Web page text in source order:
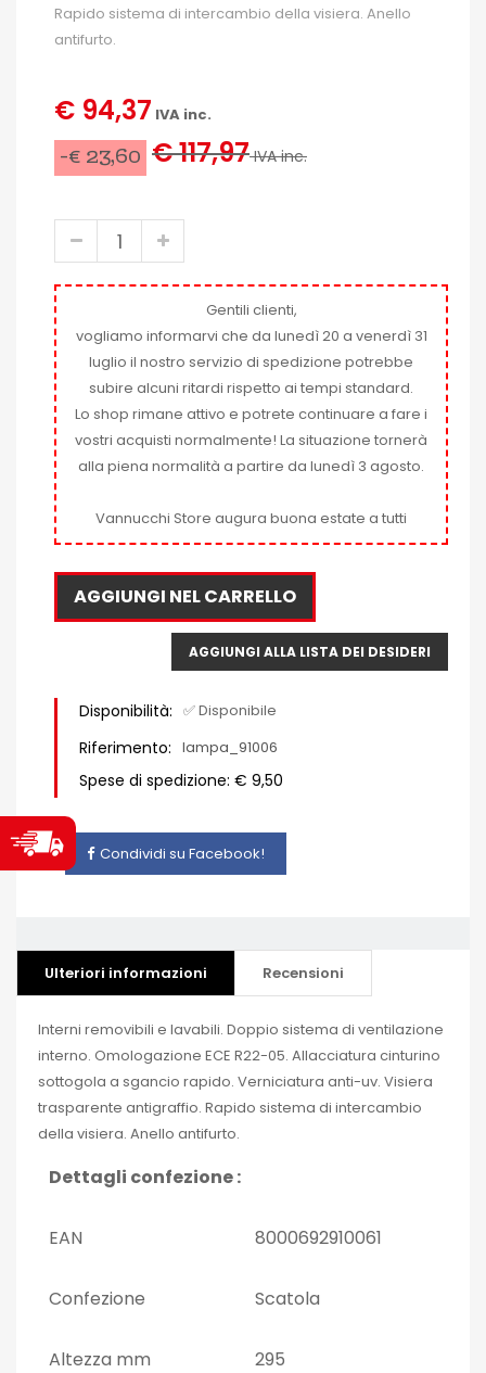
Rapido sistema di intercambio della visiera. Anello
antifurto.
€ 94,37 IVA inc.
-€ 23,60 € 117,97IVA inc.
Gentili clienti,
vogliamo informarvi che da lunedì 20 a venerdì 31
luglio il nostro servizio di spedizione potrebbe
subire alcuni ritardi rispetto ai tempi standard.
Lo shop rimane attivo e potrete continuare a fare i
vostri acquisti normalmente! La situazione tornerà
alla piena normalità a partire da lunedì 3 agosto.
Vannucchi Store augura buona estate a tutti
AGGIUNGI NEL CARRELLO
AGGIUNGI ALLA LISTA DEI DESIDERI
Disponibilità: ✅ Disponibile
Riferimento: lampa_91006
Spese di spedizione: € 9,50
Condividi su Facebook!
Ulteriori informazioni Recensioni
Interni removibili e lavabili. Doppio sistema di ventilazione
interno. Omologazione ECE R22-05. Allacciatura cinturino
sottogola a sgancio rapido. Verniciatura anti-uv. Visiera
trasparente antigraffio. Rapido sistema di intercambio
della visiera. Anello antifurto.
Dettagli confezione :
EAN 8000692910061
Confezione Scatola
Altezza mm 295